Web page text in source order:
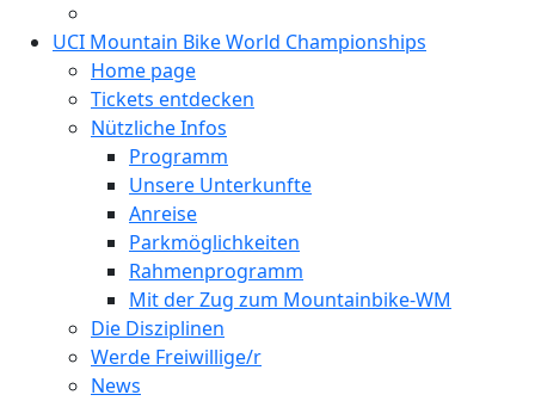
UCI Mountain Bike World Championships
Home page
Tickets entdecken
Nützliche Infos
Programm
Unsere Unterkunfte
Anreise
Parkmöglichkeiten
Rahmenprogramm
Mit der Zug zum Mountainbike-WM
Die Disziplinen
Werde Freiwillige/r
News